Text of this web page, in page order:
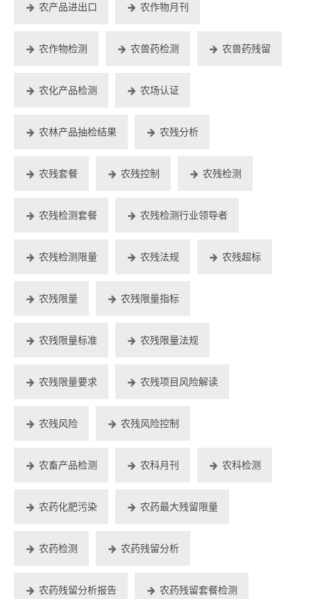
农产品进出口 农作物月刊
农作物检测 农兽药检测 农兽药残留
农化产品检测 农场认证
农林产品抽检结果 农残分析
农残套餐 农残控制 农残检测
农残检测套餐 农残检测行业领导者
农残检测限量 农残法规 农残超标
农残限量 农残限量指标
农残限量标准 农残限量法规
农残限量要求 农残项目风险解读
农残风险 农残风险控制
农畜产品检测 农科月刊 农科检测
农药化肥污染 农药最大残留限量
农药检测 农药残留分析
农药残留分析报告 农药残留套餐检测